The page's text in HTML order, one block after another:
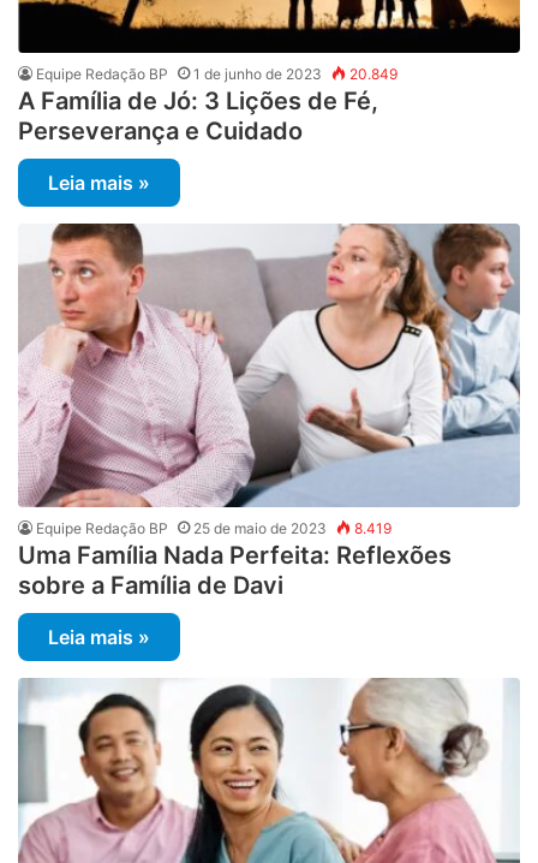
Equipe Redação BP 1 de junho de 2023 20.849
A Família de Jó: 3 Lições de Fé,
Perseverança e Cuidado
Leia mais »
Equipe Redação BP 25 de maio de 2023 8.419
Uma Família Nada Perfeita: Reflexões
sobre a Família de Davi
Leia mais »